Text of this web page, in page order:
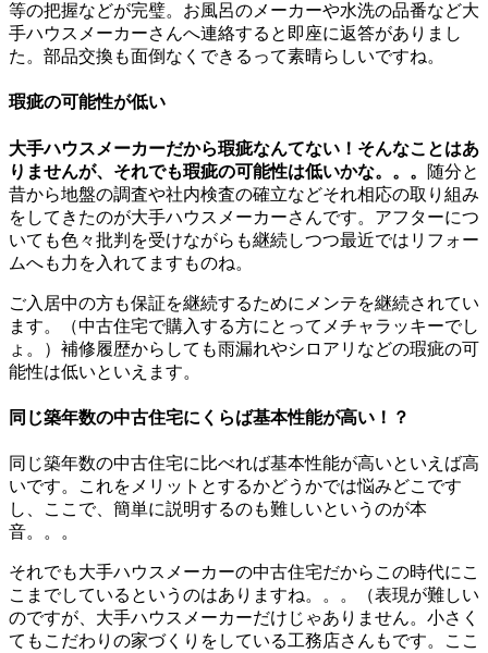
等の把握などが完璧。お風呂のメーカーや水洗の品番など大
手ハウスメーカーさんへ連絡すると即座に返答がありまし
た。部品交換も面倒なくできるって素晴らしいですね。
瑕疵の可能性が低い
大手ハウスメーカーだから瑕疵なんてない！そんなことはあ
りませんが、それでも瑕疵の可能性は低いかな。。。
随分と
昔から地盤の調査や社内検査の確立などそれ相応の取り組み
をしてきたのが大手ハウスメーカーさんです。アフターにつ
いても色々批判を受けながらも継続しつつ最近ではリフォー
ムへも力を入れてますものね。
ご入居中の方も保証を継続するためにメンテを継続されてい
ます。（中古住宅で購入する方にとってメチャラッキーでし
ょ。）補修履歴からしても雨漏れやシロアリなどの瑕疵の可
能性は低いといえます。
同じ築年数の中古住宅にくらば基本性能が高い！？
同じ築年数の中古住宅に比べれば基本性能が高いといえば高
いです。これをメリットとするかどうかでは悩みどこです
し、ここで、簡単に説明するのも難しいというのが本
音。。。
それでも大手ハウスメーカーの中古住宅だからこの時代にこ
こまでしているというのはありますね。。。（表現が難しい
のですが、大手ハウスメーカーだけじゃありません。小さく
てもこだわりの家づくりをしている工務店さんもです。ここ